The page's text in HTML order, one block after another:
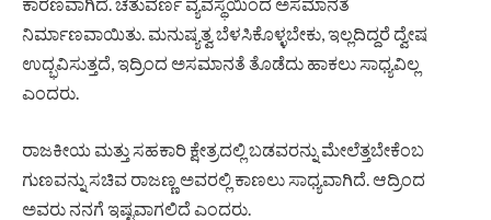
ನಿರ್ಮಾಣವಾಯಿತು. ಮನುಷ್ಯತ್ವ ಬೆಳಸಿಕೊಳ್ಳಬೇಕು, ಇಲ್ಲದಿದ್ದರೆ ದ್ವೇಷ
ಉದ್ಭವಿಸುತ್ತದೆ, ಇದ್ರಿಂದ ಅಸಮಾನತೆ ತೊಡೆದು ಹಾಕಲು ಸಾಧ್ಯವಿಲ್ಲ
ಎಂದರು.
ರಾಜಕೀಯ ಮತ್ತು ಸಹಕಾರಿ ಕ್ಷೇತ್ರದಲ್ಲಿ ಬಡವರನ್ನು ಮೇಲೆತ್ತಬೇಕೆಂಬ
ಗುಣವನ್ನು ಸಚಿವ ರಾಜಣ್ಣ ಅವರಲ್ಲಿ ಕಾಣಲು ಸಾಧ್ಯವಾಗಿದೆ. ಆದ್ರಿಂದ
ಅವರು ನನಗೆ ಇಷ್ಟವಾಗಲಿದೆ ಎಂದರು.